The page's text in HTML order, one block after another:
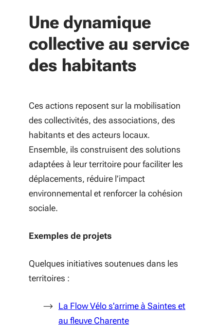
Une dynamique
collective au service
des habitants
Ces actions reposent sur la mobilisation
des collectivités, des associations, des
habitants et des acteurs locaux.
Ensemble, ils construisent des solutions
adaptées à leur territoire pour faciliter les
déplacements, réduire l’impact
environnemental et renforcer la cohésion
sociale.
Exemples de projets
Quelques initiatives soutenues dans les
territoires :
La Flow Vélo s'arrime à Saintes et
au fleuve Charente